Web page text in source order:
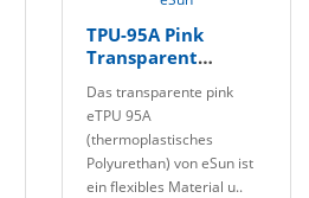
TPU-95A Pink
Transparent
Filament 1.75mm
1Kg eSun
Das transparente pink
eTPU 95A
(thermoplastisches
Polyurethan) von eSun ist
ein flexibles Material u..